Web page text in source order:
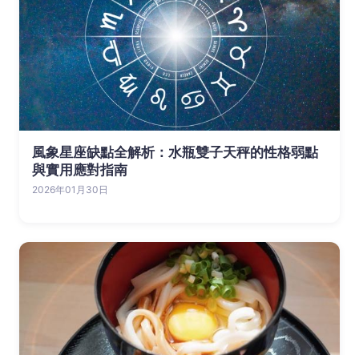
風象星座缺點全解析：水瓶雙子天秤的性格弱點
與實用應對指南
2026年01月30日